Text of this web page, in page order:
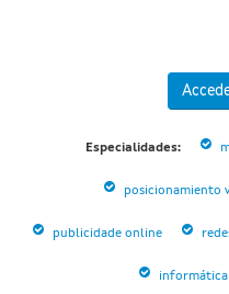
Especialidades:
posicionamiento
publicidade online
informática